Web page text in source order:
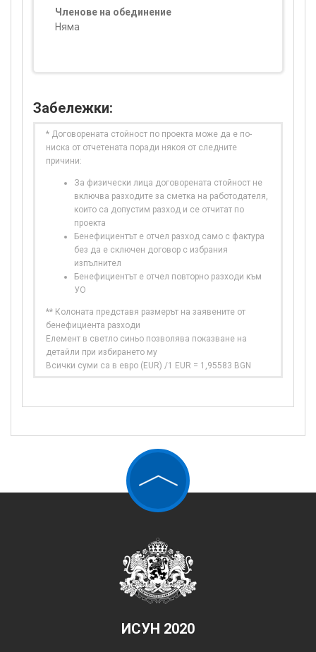
Членове на обединение
Няма
Забележки:
* Договорената стойност по проекта може да е по-
ниска от отчетената поради някоя от следните
причини:
За физически лица договорената стойност не
включва разходите за сметка на работодателя,
които са допустим разход и се отчитат по
проекта
Бенефициентът е отчел разход само с фактура
без да е сключен договор с избрания
изпълнител
Бенефициентът е отчел повторно разходи към
УО
** Колоната представя размерът на заявените от
бенефициента разходи
Елемент в светло синьо позволява показване на
детайли при избирането му
Всички суми са в евро (EUR) /1 EUR = 1,95583 BGN
ИСУН 2020